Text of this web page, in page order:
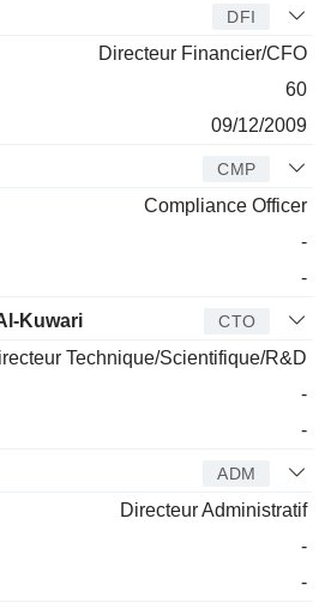
DFI
Directeur Financier/CFO
60
09/12/2009
CMP
Compliance Officer
-
-
Kuwari CTO
Technique/Scientifique/R&D
-
-
ADM
Directeur Administratif
-
-